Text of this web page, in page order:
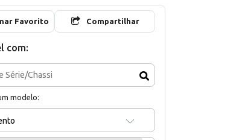
Favorito Compartilhar
com:
modelo: